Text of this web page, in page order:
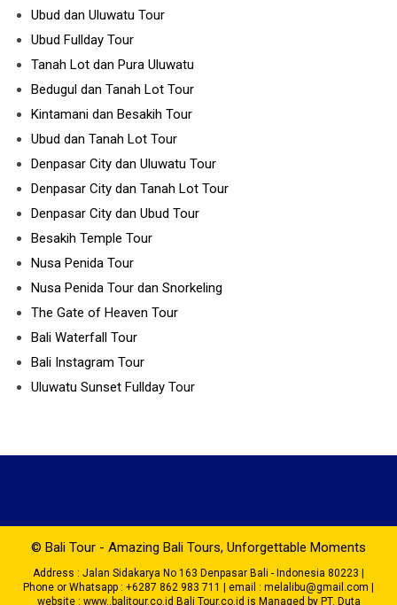
Ubud dan Uluwatu Tour
Ubud Fullday Tour
Tanah Lot dan Pura Uluwatu
Bedugul dan Tanah Lot Tour
Kintamani dan Besakih Tour
Ubud dan Tanah Lot Tour
Denpasar City dan Uluwatu Tour
Denpasar City dan Tanah Lot Tour
Denpasar City dan Ubud Tour
Besakih Temple Tour
Nusa Penida Tour
Nusa Penida Tour dan Snorkeling
The Gate of Heaven Tour
Bali Waterfall Tour
Bali Instagram Tour
Uluwatu Sunset Fullday Tour
© Bali Tour - Amazing Bali Tours, Unforgettable Moments
Address : Jalan Sidakarya No 163 Denpasar Bali - Indonesia 80223 |
Phone or Whatsapp : +6287 862 983 711 | email : melalibu@gmail.com |
website : www..balitour.co.id Bali Tour.co.id is Managed by PT. Duta